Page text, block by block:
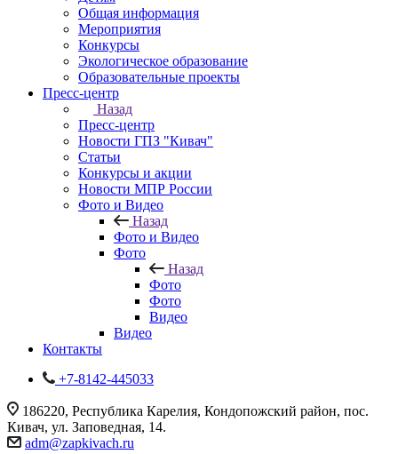
Общая информация
Мероприятия
Конкурсы
Экологическое образование
Образовательные проекты
Пресс-центр
Назад
Пресс-центр
Новости ГПЗ "Кивач"
Статьи
Конкурсы и акции
Новости МПР России
Фото и Видео
Назад
Фото и Видео
Фото
Назад
Фото
Фото
Видео
Видео
Контакты
+7-8142-445033
186220, Республика Карелия, Кондопожский район, пос.
Кивач, ул. Заповедная, 14.
adm@zapkivach.ru